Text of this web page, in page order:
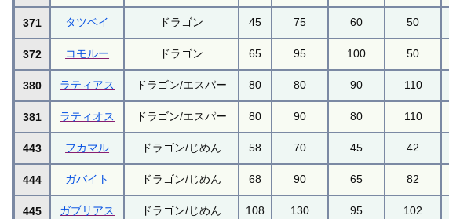
371 タツベイ ドラゴン 45 75 60 50
372 コモルー ドラゴン 65 95 100 50
380 ラティアス ドラゴン/エスパー 80 80 90 110
381 ラティオス ドラゴン/エスパー 80 90 80 110
443 フカマル ドラゴン/じめん 58 70 45 42
444 ガバイト ドラゴン/じめん 68 90 65 82
445 ガブリアス ドラゴン/じめん 108 130 95 102